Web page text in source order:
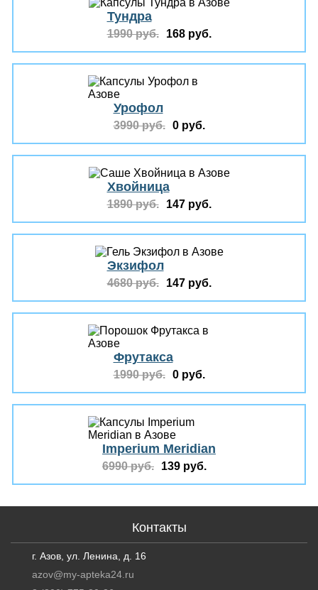
Тундра
1990 руб. 168 руб.
Урофол
3990 руб. 0 руб.
Хвойница
1890 руб. 147 руб.
Экзифол
4680 руб. 147 руб.
Фрутакса
1990 руб. 0 руб.
Imperium Meridian
6990 руб. 139 руб.
Контакты
г. Азов, ул. Ленина, д. 16
azov@my-apteka24.ru